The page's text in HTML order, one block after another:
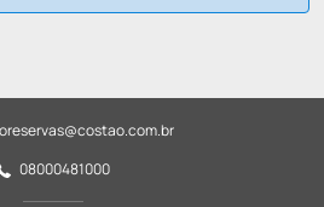
08000481000